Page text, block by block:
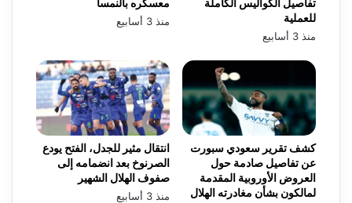
معسكره بالنمسا
منذ 3 أسابيع
تفاصيل الكواليس الكاملة
للعملية
منذ 3 أسابيع
انتقال مثير للجدل، الفتح يودع
الصرنوخ بعد انضمامه إلى
صفوف الهلال الشهير
منذ 3 أسابيع
كشف تقرير سعودي سبورت
عن تفاصيل صادمة حول
العروض الأوروبية المقدمة
لمالكون بشأن مغادرته الهلال